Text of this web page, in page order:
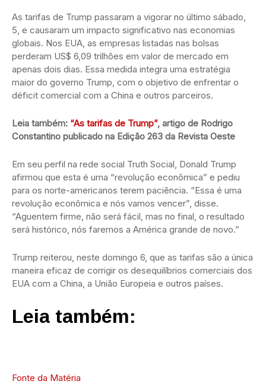
As tarifas de Trump passaram a vigorar no último sábado,
5, e causaram um impacto significativo nas economias
globais. Nos EUA, as empresas listadas nas bolsas
perderam US$ 6,09 trilhões em valor de mercado em
apenas dois dias. Essa medida integra uma estratégia
maior do governo Trump, com o objetivo de enfrentar o
déficit comercial com a China e outros parceiros.
Leia também: “As tarifas de Trump”, artigo de Rodrigo
Constantino publicado na Edição 263 da Revista Oeste
Em seu perfil na rede social Truth Social, Donald Trump
afirmou que esta é uma “revolução econômica” e pediu
para os norte-americanos terem paciência. “Essa é uma
revolução econômica e nós vamos vencer”, disse.
“Aguentem firme, não será fácil, mas no final, o resultado
será histórico, nós faremos a América grande de novo.”
Trump reiterou, neste domingo 6, que as tarifas são a única
maneira eficaz de corrigir os desequilíbrios comerciais dos
EUA com a China, a União Europeia e outros países.
Leia também:
Fonte da Matéria